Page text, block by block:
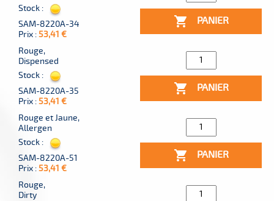
Stock :
SAM-8220A-34
Prix :53,41 €
 PANIER
Rouge,
Dispensed
Stock :
SAM-8220A-35
Prix :53,41 €
 PANIER
Rouge et Jaune,
Allergen
Stock :
SAM-8220A-51
Prix :53,41 €
 PANIER
Rouge,
Dirty